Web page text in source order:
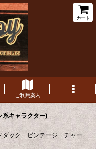
カート
ご利用案内
キャラクター)
ダック ビンテージ チャー